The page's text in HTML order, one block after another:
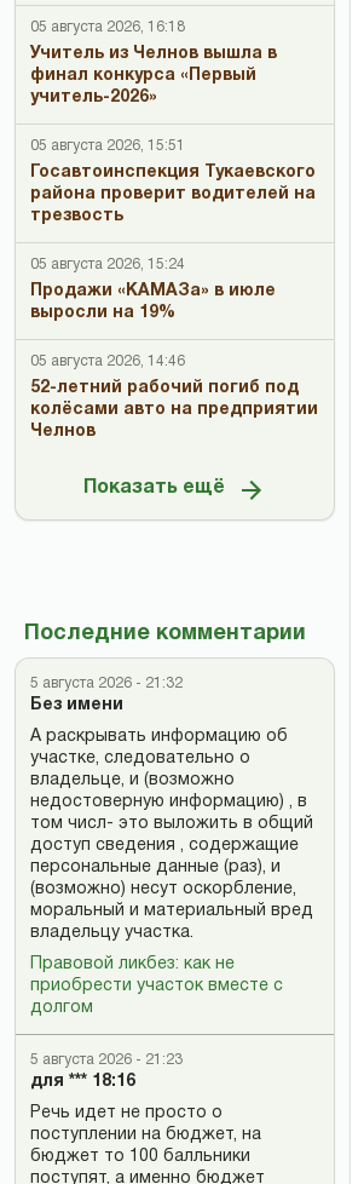
05 августа 2026, 16:18
Учитель из Челнов вышла в
финал конкурса «Первый
учитель-2026»
05 августа 2026, 15:51
Госавтоинспекция Тукаевского
района проверит водителей на
трезвость
05 августа 2026, 15:24
Продажи «КАМАЗа» в июле
выросли на 19%
05 августа 2026, 14:46
52-летний рабочий погиб под
колёсами авто на предприятии
Челнов
Показать ещё
Последние комментарии
5 августа 2026 - 21:32
Без имени
А раскрывать информацию об
участке, следовательно о
владельце, и (возможно
недостоверную информацию) , в
том числ- это выложить в общий
доступ сведения , содержащие
персональные данные (раз), и
(возможно) несут оскорбление,
моральный и материальный вред
владельцу участка.
Правовой ликбез: как не
приобрести участок вместе с
долгом
5 августа 2026 - 21:23
для *** 18:16
Речь идет не просто о
поступлении на бюджет, на
бюджет то 100 балльники
поступят, а именно бюджет